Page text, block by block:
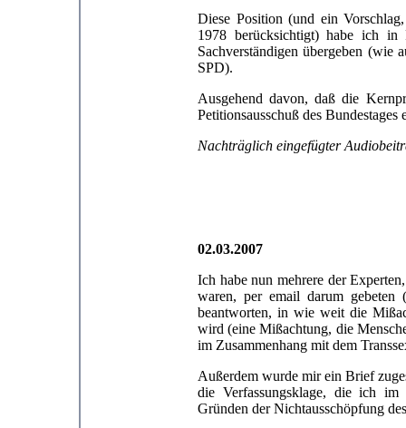
Diese Position (und ein
1978 berücksichtigt) habe ich
Sachverständigen übergeben (wie
SPD).
Ausgehend davon, daß die
Petitionsausschuß des
Nachträglich eingefügter
02.03.2007
Ich habe nun mehrere der
waren, per email darum
beantworten, in wie weit die
wird (eine Mißachtung, die
im Zusammenhang mit dem
Außerdem wurde mir ein Brief
die Verfassungsklage, die ich im
Gründen der Nichtausschöpfung